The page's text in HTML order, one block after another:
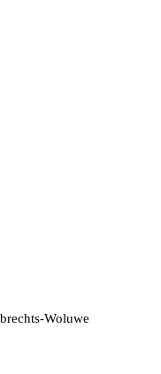
Woluwe